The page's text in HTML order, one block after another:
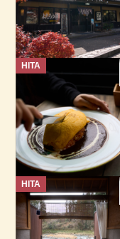
HITA
HITA